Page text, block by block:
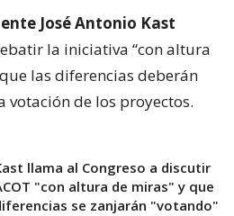
José Antonio Kast
la iniciativa “con altura
las diferencias deberán
votación de los proyectos.
llama al Congreso a discutir
"con altura de miras" y que
se zanjarán "votando"